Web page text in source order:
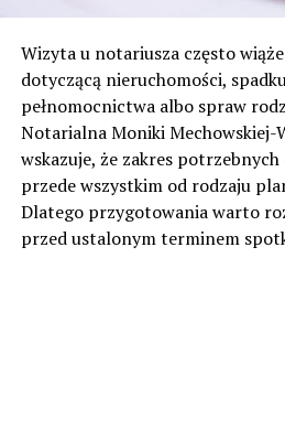
Wizyta u notariusza często
dotyczącą nieruchomości,
pełnomocnictwa albo spraw
Notarialna Moniki Mechowskiej-
wskazuje, że zakres
przede wszystkim od rodzaju
Dlatego przygotowania warto
przed ustalonym terminem